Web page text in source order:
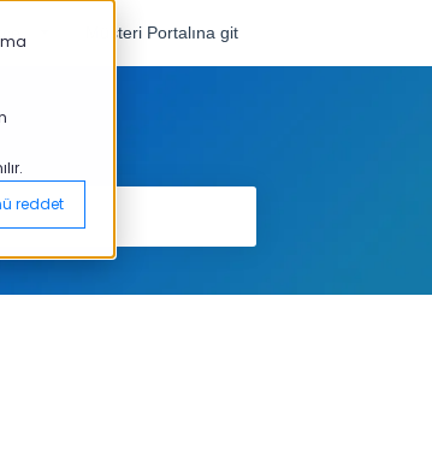
reddet
Müşteri Portalına git